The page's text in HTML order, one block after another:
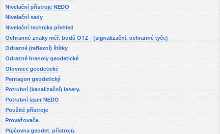
Nivelační přístroje NEDO
Nivelační sady
Nivelační technika přehled
Ochranné znaky měř. bodů OTZ - (signalizační, ochranné tyče)
Odrazné (reflexní) štítky
Odrazné hranoly geodetické
Olovnice geodetické
Pentagon geodetický
Potrubní (kanalizační) lasery.
Potrubní laser NEDO
Použité přístroje
Provažovače.
Půjčovna geodet. přístrojů.